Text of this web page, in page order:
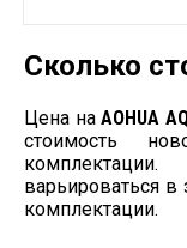
Рабочая
Наружный
Инструмент.
Вверх: 180°,
Сколько
Цена наAOHUA
стоимость
варьироваться
комплектации.